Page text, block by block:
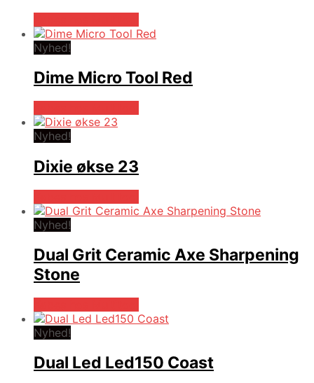
Nyhed!
Dime Micro Tool Red
Nyhed!
Dixie økse 23
Nyhed!
Dual Grit Ceramic Axe Sharpening
Stone
Nyhed!
Dual Led Led150 Coast